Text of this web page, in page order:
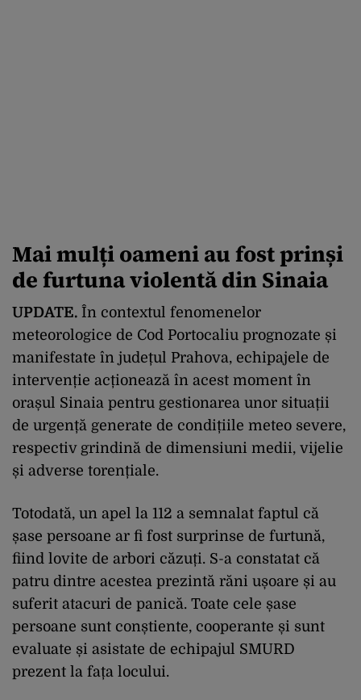
Mai mulți oameni au fost prinși
de furtuna violentă din Sinaia
UPDATE. În contextul fenomenelor
meteorologice de Cod Portocaliu prognozate și
manifestate în județul Prahova, echipajele de
intervenție acționează în acest moment în
orașul Sinaia pentru gestionarea unor situații
de urgență generate de condițiile meteo severe,
respectiv grindină de dimensiuni medii, vijelie
și adverse torențiale.
Totodată, un apel la 112 a semnalat faptul că
șase persoane ar fi fost surprinse de furtună,
fiind lovite de arbori căzuți. S-a constatat că
patru dintre acestea prezintă răni ușoare și au
suferit atacuri de panică. Toate cele șase
persoane sunt conștiente, cooperante și sunt
evaluate și asistate de echipajul SMURD
prezent la fața locului.